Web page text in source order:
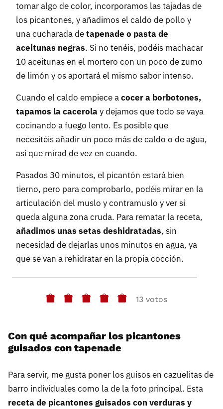
tomar algo de color, incorporamos las tajadas de
los picantones, y añadimos el caldo de pollo y
una cucharada detapenade o pasta de
aceitunas negras. Si no tenéis, podéis machacar
10 aceitunas en el mortero con un poco de zumo
de limón y os aportará el mismo sabor intenso.
Cuando el caldo empiece acocer a borbotones,
tapamos la cacerolay dejamos que todo se vaya
cocinando a fuego lento. Es posible que
necesitéis añadir un poco más de caldo o de agua,
así que mirad de vez en cuando.
Pasados 30 minutos, el picantón estará bien
tierno, pero para comprobarlo, podéis mirar en la
articulación del muslo y contramuslo y ver si
queda alguna zona cruda. Para rematar la receta,
añadimos unas setas deshidratadas, sin
necesidad de dejarlas unos minutos en agua, ya
que se van a rehidratar en la propia cocción.
13 votos
Con qué acompañar los picantones
guisados con tapenade
Para servir, me gusta poner los guisos en cazuelitas de
barro individuales como la de la foto principal. Esta
receta de picantones guisados con verduras y